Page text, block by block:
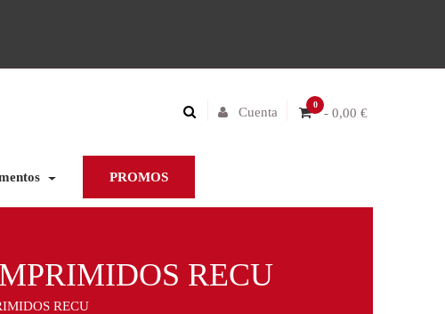
0
- 0,00 €
Cuenta
PROMOS
RECU
RECU